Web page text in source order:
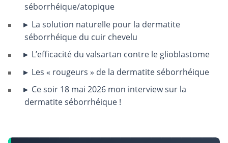
séborrhéique/atopique
La solution naturelle pour la dermatite
séborrhéique du cuir chevelu
L’efficacité du valsartan contre le glioblastome
Les « rougeurs » de la dermatite séborrhéique
Ce soir 18 mai 2026 mon interview sur la
dermatite séborrhéique !